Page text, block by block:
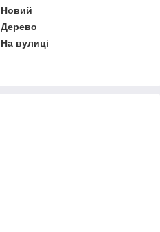
Новий
Дерево
На вулиці